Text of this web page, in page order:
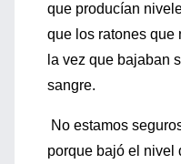
que producían
que los ratones que
la vez que bajaban
sangre.
No estamos
porque bajó el nivel